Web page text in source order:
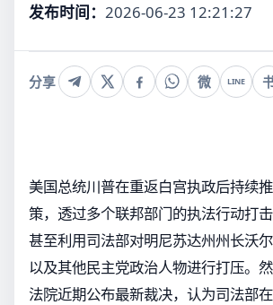
发布时间： 2026-06-23 12:21:27
分享 微 LINE
美国总统川普在重返白宫执政后持续
策，透过多个联邦部门的执法行动打击
甚至利用司法部对明尼苏达州州长沃
以及其他民主党政治人物进行打压。
法院近期公布最新裁决，认为司法部